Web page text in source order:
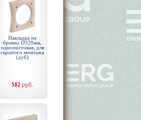
Накладка на
бревно Ø320мм,
однопостовая, для
скрытого монтажа
(дуб)
582 руб.